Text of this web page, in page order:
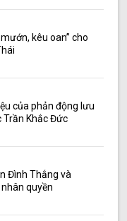
kêu oan” cho
của phản động lưu
Trần Khắc Đức
Đình Thắng và
quyền